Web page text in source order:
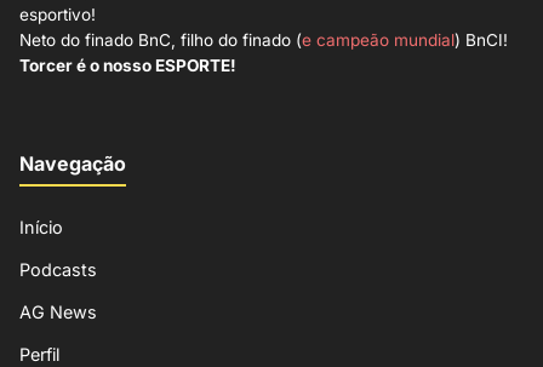
esportivo!
Neto do finado BnC, filho do finado (e campeão mundial) BnCI!
Torcer é o nosso ESPORTE!
Navegação
Início
Podcasts
AG News
Perfil